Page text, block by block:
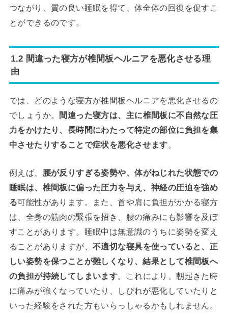
つながり、質の良い睡眠を得て、体全体の回復を促すこ
とができるのです。
1.2 間違った寝方が椎間板ヘルニアを悪化させる理
由
では、どのような寝方が椎間板ヘルニアを悪化させるの
でしょうか。 間違った寝方は、主に椎間板に不自然な圧
力をかけたり、長時間にわたって特定の部位に負担を集
中させたりすることで症状を悪化させます。
例えば、 腰が反りすぎる姿勢や、体がねじれた状態での
睡眠は、椎間板に偏った圧力を与え、神経の圧迫を強め
る可能性があります。また、首や肩に負担がかかる寝方
は、全身の筋肉の緊張を招き、腰の痛みにも影響を及ぼ
すことがあります。睡眠中は無意識のうちに姿勢を変え
ることがありますが、不適切な寝具を使っていると、正
しい姿勢を保つことが難しくなり、結果として椎間板へ
の負担が持続してしまいます。これにより、朝起きた時
に痛みが強くなっていたり、しびれが悪化していたりと
いった経験をされた方もいらっしゃるかもしれません。